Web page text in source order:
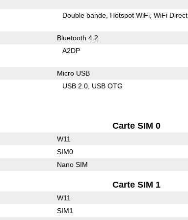
Double bande Hotspot WiFi WiFi Direct
Bluetooth 4.2
A2DP
Micro USB
USB 2.0 USB OTG
Carte SIM 0
W11
SIM0
Nano SIM
Carte SIM 1
W11
SIM1